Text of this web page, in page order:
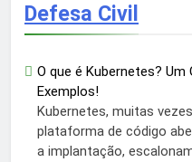
Defesa Civil
O que é Kubernetes?
Exemplos!
Kubernetes, muitas
plataforma de código
a implantação,